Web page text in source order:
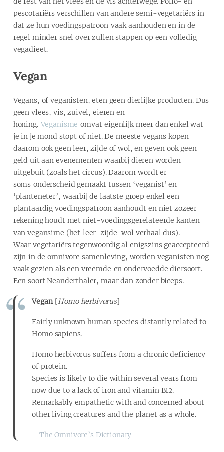
pescotariërs verschillen van andere semi-vegetariërs in
dat ze hun voedingspatroon vaak aanhouden en in de
regel minder snel over zullen stappen op een volledig
vegadieet.
Vegan
Vegans, of veganisten, eten geen dierlijke producten. Dus
geen vlees, vis, zuivel, eieren en
honing. Veganisme omvat eigenlijk meer dan enkel wat
je in je mond stopt of niet. De meeste vegans kopen
daarom ook geen leer, zijde of wol, en geven ook geen
geld uit aan evenementen waarbij dieren worden
uitgebuit (zoals het circus). Daarom wordt er
soms onderscheid gemaakt tussen ‘veganist’ en
‘planteneter’, waarbij de laatste groep enkel een
plantaardig voedingspatroon aanhoudt en niet zozeer
rekening houdt met niet-voedingsgerelateerde kanten
van vegansime (het leer-zijde-wol verhaal dus).
Waar vegetariërs tegenwoordig al enigszins geaccepteerd
zijn in de omnivore samenleving, worden veganisten nog
vaak gezien als een vreemde en ondervoedde diersoort.
Een soort Neanderthaler, maar dan zonder biceps.
Vegan[Homo herbivorus]
Fairly unknown human species distantly related to
Homo sapiens.
Homo herbivorus suffers from a chronic deficiency
of protein.
Species is likely to die within several years from
now due to a lack of iron and vitamin B12.
Remarkably empathetic with and concerned about
other living creatures and the planet as a whole.
– The Omnivore’s Dictionary